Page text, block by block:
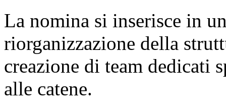
La nomina si inserisce in
riorganizzazione della
creazione di team dedicati
alle catene.